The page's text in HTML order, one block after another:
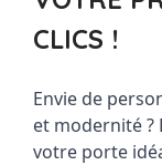
CLICS !
Envie de
et modernité ?
votre porte